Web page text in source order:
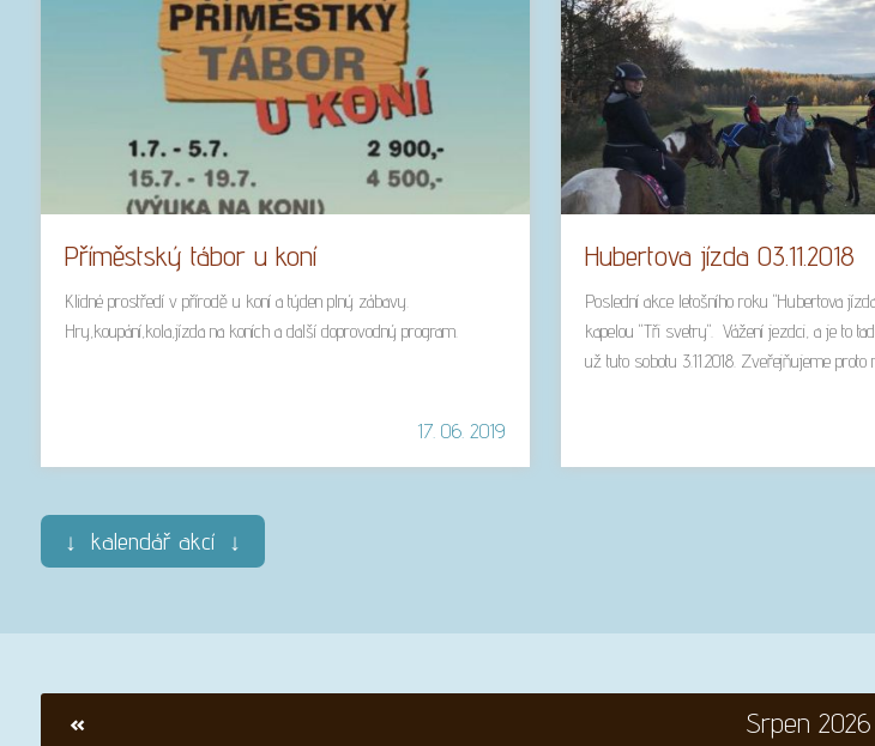
Příměstský tábor u koní
Klidné prostředí v přírodě u koní a týden plný zábavy.
Hry,koupání,kola,jízda na koních a další doprovodný program.
17. 06. 2019
Hubertova jízda 03.11.2018
Poslední akce letošního roku "Hubertova
kapelou "Tři svetry". Vážení jezdci, a je to
už tuto sobotu 3.11.2018. Zveřejňujeme
startovné Kč 200,--/osobu - v 10.50 hod
↓ kalendář akcí ↓
« Srpen 2026